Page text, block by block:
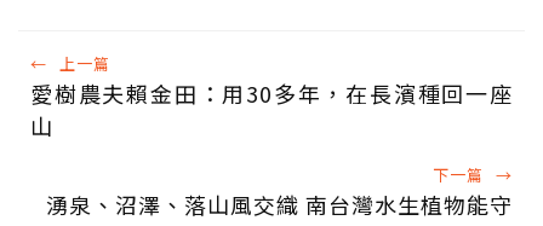
← 上一篇
愛樹農夫賴金田：用30多年，在長濱種回一座
山
下一篇 →
湧泉、沼澤、落山風交織 南台灣水生植物能守